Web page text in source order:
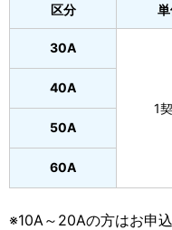
区分
30A
1
40A
50A
60A
※10A～20Aの方はお申